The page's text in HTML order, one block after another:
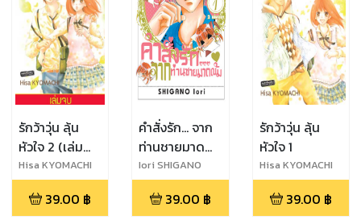
รักว้าวุ่น ลุ้น
หัวใจ 2 (เล่ม
จบ)
Hisa KYOMACHI
39.00 ฿
คำสั่งรัก... จาก
ท่านชายมาด
เข้ม 1
Iori SHIGANO
39.00 ฿
รักว้าวุ่น ลุ้น
หัวใจ 1
Hisa KYOMACHI
39.00 ฿